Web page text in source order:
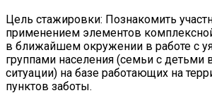
Цель стажировки: Познакомить
применением элементов
в ближайшем окружении в работе с
группами населения (семьи с детьми
ситуации) на базе работающих на
пунктов заботы.